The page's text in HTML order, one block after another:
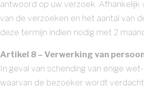
antwoord op uw verzoek. Afhankelijk
van de verzoeken en het aantal van
deze termijn indien nodig met 2
Artikel 8 – Verwerking van
In geval van schending van enige
waarvan de bezoeker wordt